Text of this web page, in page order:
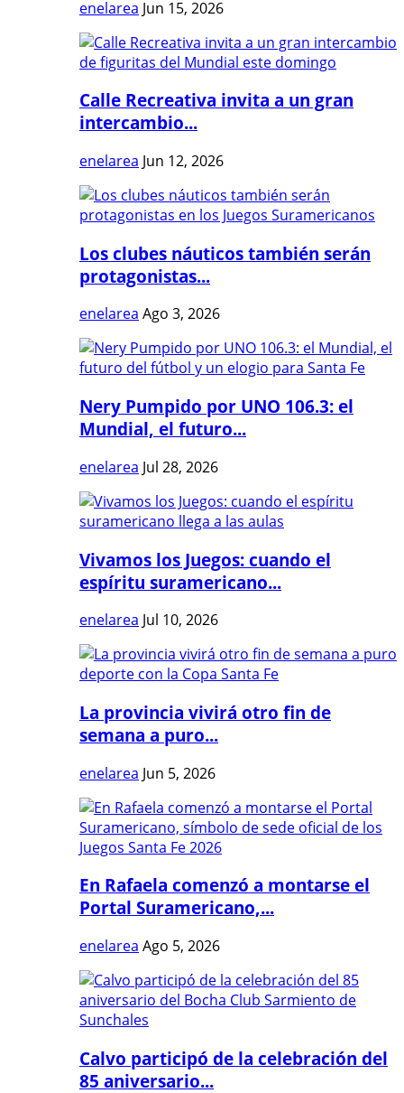
enelarea Jun 15, 2026
Calle Recreativa invita a un gran
intercambio...
enelarea Jun 12, 2026
Los clubes náuticos también serán
protagonistas...
enelarea Ago 3, 2026
Nery Pumpido por UNO 106.3: el
Mundial, el futuro...
enelarea Jul 28, 2026
Vivamos los Juegos: cuando el
espíritu suramericano...
enelarea Jul 10, 2026
La provincia vivirá otro fin de
semana a puro...
enelarea Jun 5, 2026
En Rafaela comenzó a montarse el
Portal Suramericano,...
enelarea Ago 5, 2026
Calvo participó de la celebración del
85 aniversario...